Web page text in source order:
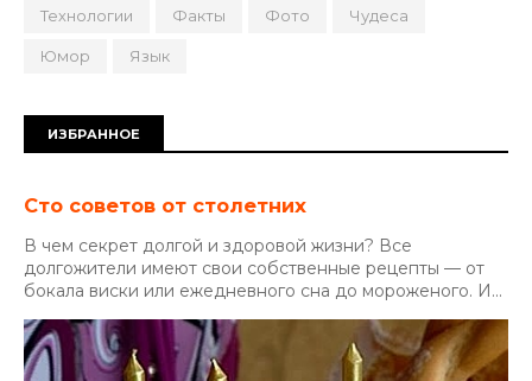
Технологии Факты Фото Чудеса
Юмор Язык
ИЗБРАННОЕ
Сто советов от столетних
В чем секрет долгой и здоровой жизни? Все
долгожители имеют свои собственные рецепты — от
бокала виски или ежедневного сна до мороженого. И...